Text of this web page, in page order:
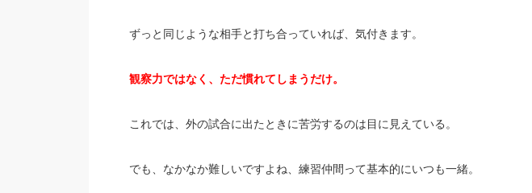
ずっと同じような相手と打ち合っていれば、気付きます。
観察力ではなく、ただ慣れてしまうだけ。
これでは、外の試合に出たときに苦労するのは目に見えている。
でも、なかなか難しいですよね、練習仲間って基本的にいつも一緒。